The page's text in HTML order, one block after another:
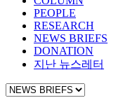
PEOPLE
RESEARCH
NEWS BRIEFS
DONATION
지난 뉴스레터